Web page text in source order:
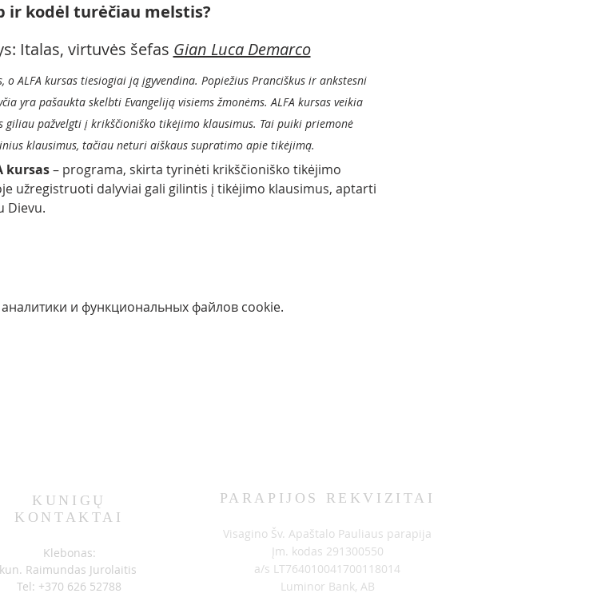
ir kodėl turėčiau melstis?
Italas, virtuvės šefas Gian Luca Demarco
o ALFA kursas tiesiogiai ją įgyvendina. Popiežius Pranciškus ir ankstesni
yra pašaukta skelbti Evangeliją visiems žmonėms. ALFA kursas veikia
giliau pažvelgti į krikščioniško tikėjimo klausimus. Tai puiki priemonė
klausimus, tačiau neturi aiškaus supratimo apie tikėjimą.
kursas – programa, skirta tyrinėti krikščioniško tikėjimo
užregistruoti dalyviai gali gilintis į tikėjimo klausimus, aptarti
Dievu.
и функциональных файлов cookie.
KUNIGŲ
KONTAKTAI
Klebonas:
kun. Raimundas Jurolaitis
Tel: +370 626 52788
PARAPIJOS REKVIZITAI
Visagino Šv. Apaštalo Pauliaus parapija
Įm. kodas 291300550
a/s LT764010041700118014
Luminor Bank, AB